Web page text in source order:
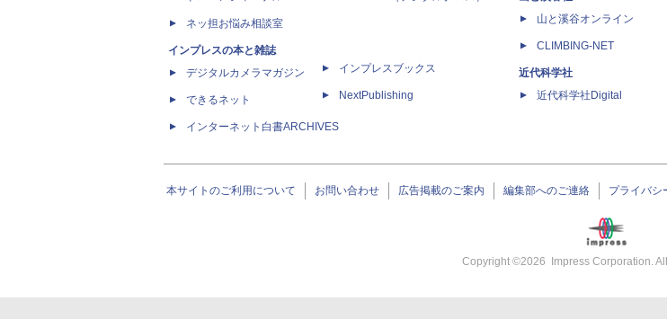
ネッ担お悩み相談室
インプレスの本と雑誌
デジタルカメラマガジン
できるネット
インターネット白書ARCHIVES
インプレスブックス
NextPublishing
山と溪谷オンライン
CLIMBING-NET
近代科学社
近代科学社Digital
本サイトのご利用について お問い合わせ 広告掲載のご案内 編集部へのご連絡 プライバシ
Copyright ©2026 Impress Corporation.